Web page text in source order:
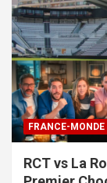
FRANCE-MONDE
RCT vs La